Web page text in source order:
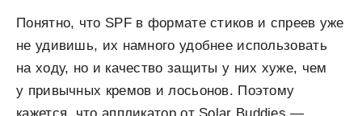
Понятно, что SPF в формате стиков и спреев уже
не удивишь, их намного удобнее использовать
на ходу, но и качество защиты у них хуже, чем
у привычных кремов и лосьонов. Поэтому